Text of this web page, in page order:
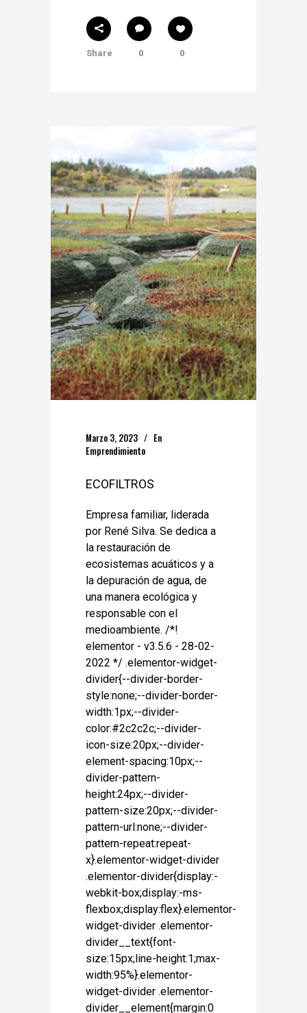
Share 0 0
Marzo 3, 2023
En
Emprendimiento
ECOFILTROS
Empresa familiar, liderada
por René Silva. Se dedica a
la restauración de
ecosistemas acuáticos y a
la depuración de agua, de
una manera ecológica y
responsable con el
medioambiente. /*!
elementor - v3.5.6 - 28-02-
2022 */ .elementor-widget-
divider{--divider-border-
style:none;--divider-border-
width:1px;--divider-
color:#2c2c2c;--divider-
icon-size:20px;--divider-
element-spacing:10px;--
divider-pattern-
height:24px;--divider-
pattern-size:20px;--divider-
pattern-url:none;--divider-
pattern-repeat:repeat-
x}.elementor-widget-divider
.elementor-divider{display:-
webkit-box;display:-ms-
flexbox;display:flex}.elementor-
widget-divider .elementor-
divider__text{font-
size:15px;line-height:1;max-
width:95%}.elementor-
widget-divider .elementor-
divider__element{margin:0